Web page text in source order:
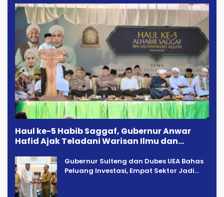
Haul ke-5 Habib Saggaf, Gubernur Anwar
Hafid Ajak Teladani Warisan Ilmu dan
Gubernur Sulteng dan Dubes UEA Bahas
Peluang Investasi, Empat Sektor Jadi